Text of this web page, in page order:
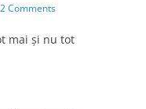
2 Comments
mai şi nu tot